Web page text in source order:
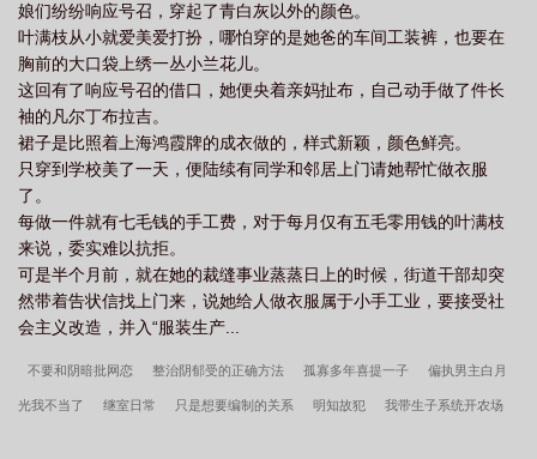
娘们纷纷响应号召，穿起了青白灰以外的颜色。
叶满枝从小就爱美爱打扮，哪怕穿的是她爸的车间工装裤，也要在
胸前的大口袋上绣一丛小兰花儿。
这回有了响应号召的借口，她便央着亲妈扯布，自己动手做了件长
袖的凡尔丁布拉吉。
裙子是比照着上海鸿霞牌的成衣做的，样式新颖，颜色鲜亮。
只穿到学校美了一天，便陆续有同学和邻居上门请她帮忙做衣服
了。
每做一件就有七毛钱的手工费，对于每月仅有五毛零用钱的叶满枝
来说，委实难以抗拒。
可是半个月前，就在她的裁缝事业蒸蒸日上的时候，街道干部却突
然带着告状信找上门来，说她给人做衣服属于小手工业，要接受社
会主义改造，并入“服装生产...
不要和阴暗批网恋 整治阴郁受的正确方法 孤寡多年喜提一子 偏执男主白月
光我不当了 继室日常 只是想要编制的关系 明知故犯 我带生子系统开农场